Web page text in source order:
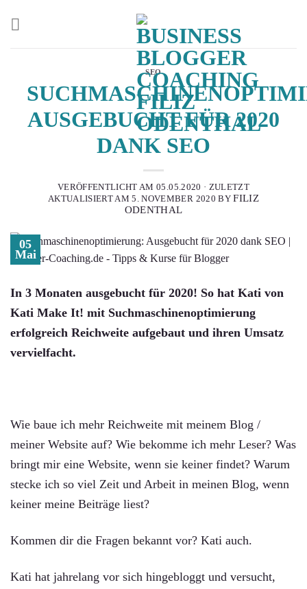
SEO
AUSGEBUCHT FÜR 2020
DANK SEO
VERÖFFENTLICHT AM05.05.2020 · ZULETZT
AKTUALISIERT AM5. NOVEMBER 2020 BYFILIZ
ODENTHAL
05
Mai
In 3 Monaten ausgebucht für 2020! So hat Kati von
Kati Make It! mit Suchmaschinenoptimierung
erfolgreich Reichweite aufgebaut und ihren Umsatz
vervielfacht.
Wie baue ich mehr Reichweite mit meinem Blog /
meiner Website auf? Wie bekomme ich mehr Leser? Was
bringt mir eine Website, wenn sie keiner findet? Warum
stecke ich so viel Zeit und Arbeit in meinen Blog, wenn
keiner meine Beiträge liest?
Kommen dir die Fragen bekannt vor? Kati auch.
Kati hat jahrelang vor sich hingebloggt und versucht,